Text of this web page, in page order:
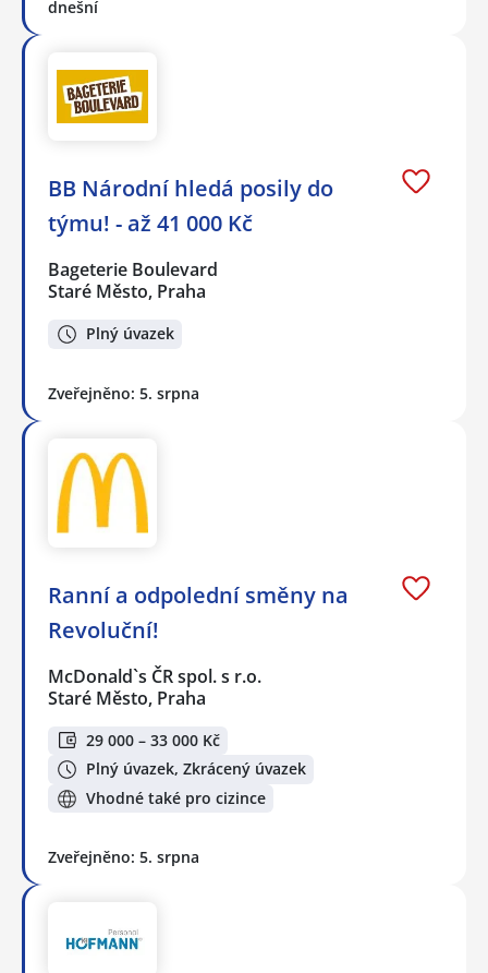
dnešní
BB Národní hledá posily do
týmu! - až 41 000 Kč
Bageterie Boulevard
Staré Město, Praha
Plný úvazek
Zveřejněno: 5. srpna
Ranní a odpolední směny na
Revoluční!
McDonald`s ČR spol. s r.o.
Staré Město, Praha
29 000 – 33 000 Kč
Plný úvazek, Zkrácený úvazek
Vhodné také pro cizince
Zveřejněno: 5. srpna